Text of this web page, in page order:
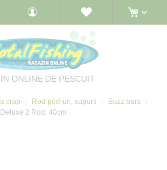
ONLINE DE PESCUIT
crap Rod pod-uri, suporti
Buzz bars
2 Rod, 40cm